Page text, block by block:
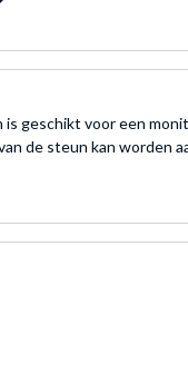
geschikt voor een
de steun kan worden